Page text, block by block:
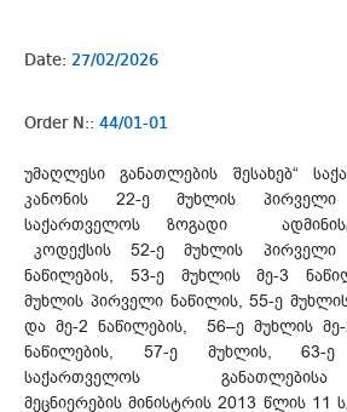
Date: 27/02/2026
Order N:: 44/01-01
უმაღლესი განათლების შესახებ“
კანონის 22-ე მუხლის პირველი
საქართველოს ზოგადი
კოდექსის 52-ე მუხლის
ნაწილების, 53-ე მუხლის მე-3
მუხლის პირველი ნაწილის, 55-ე
და მე-2 ნაწილების, 56–ე მუხლის
ნაწილების, 57-ე მუხლის, 63-ე
საქართველოს
მეცნიერების მინისტრის 2013 წლის 11